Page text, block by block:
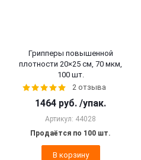
Грипперы повышенной
плотности 20×25 см, 70 мкм,
100 шт.
2 отзыва
1464 руб. /упак.
Артикул: 44028
Продаётся по 100 шт.
В корзину